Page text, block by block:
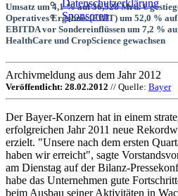
Datenschutzerklärung
Sponsoren
Umsatz um 4,1 % auf 36,528 Mrd. €
Operatives Ergebnis (EBIT) um 52,0 %
EBITDA vor Sondereinflüssen um 7,2 %
HealthCare und CropScience gewachsen
Archivmeldung aus dem Jahr 2012
Veröffentlicht: 28.02.2012 // Quelle: Bayer
Der Bayer-Konzern hat in einem
erfolgreichen Jahr 2011 neue
erzielt. "Unsere nach dem ersten
haben wir erreicht", sagte
am Dienstag auf der Bilanz-
habe das Unternehmen gute
beim Ausbau seiner Aktivitäten in